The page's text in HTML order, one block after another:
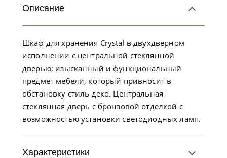
Описание
Шкаф для хранения Crystal в двухдверном
исполнении с центральной стеклянной
дверью; изысканный и функциональный
предмет мебели, который привносит в
обстановку стиль деко. Центральная
стеклянная дверь с бронзовой отделкой с
возможностью установки светодиодных ламп.
Характеристики